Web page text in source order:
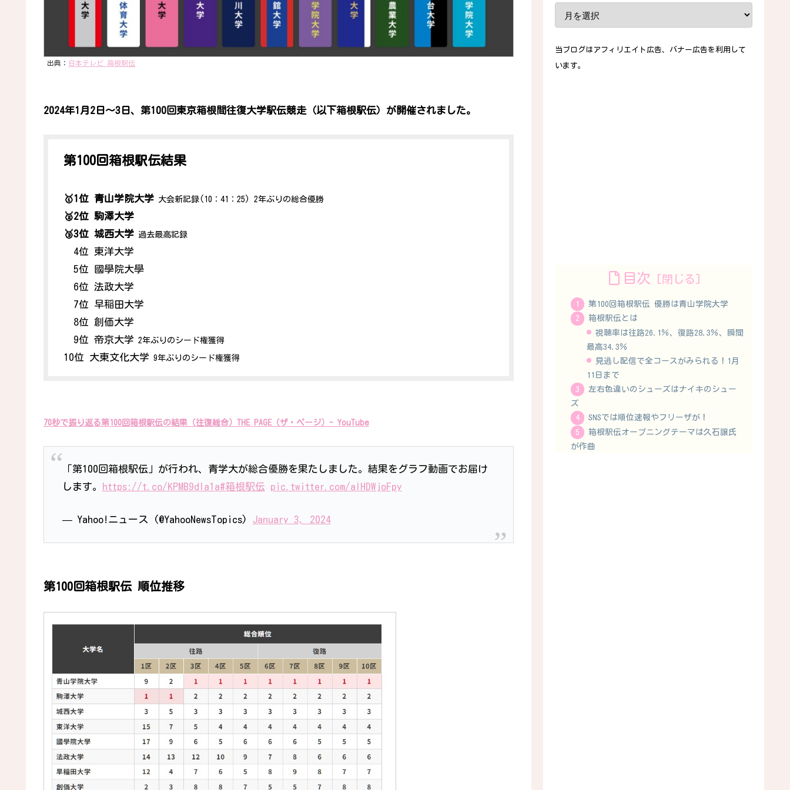
出典： 日本テレビ 箱根駅伝
2024年1月2日～3日、第100回東京箱根間往復大学駅伝競走（以下箱根駅伝）が開催されました。
第100回箱根駅伝結果
🥇1位 青山学院大学大会新記録(10：41：25) 2年ぶりの総合優勝
🥈2位 駒澤大学
🥉3位 城西大学過去最高記録
4位 東洋大学
5位 國學院大學
6位 法政大学
7位 早稲田大学
8位 創価大学
9位 帝京大学 2年ぶりのシード権獲得
10位 大東文化大学 9年ぶりのシード権獲得
70秒で振り返る第100回箱根駅伝の結果（往復総合）THE PAGE（ザ・ページ）- YouTube
「第100回箱根駅伝」が行われ、青学大が総合優勝を果たしました。結果をグラフ動画でお届け
します。
https://t.co/KPMB9dIa1a#箱根駅伝 pic.twitter.com/alHDWjoFpy
— Yahoo!ニュース (@YahooNewsTopics) January 3, 2024
第100回箱根駅伝 順位推移
当ブログはアフィリエイト広告、バナー広告を利用して
います。
目次
第100回箱根駅伝 優勝は青山学院大学
箱根駅伝とは
視聴率は往路26.1％、復路28.3％、瞬間
最高34.3％
見逃し配信で全コースがみられる！1月
11日まで
左右色違いのシューズはナイキのシュー
ズ
SNSでは順位速報やフリーザが！
箱根駅伝オープニングテーマは久石譲氏
が作曲